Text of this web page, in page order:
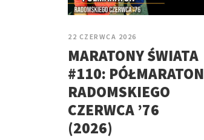
22 CZERWCA 2026
MARATONY ŚWIATA
#110: PÓŁMARATON
RADOMSKIEGO
CZERWCA ’76
(2026)